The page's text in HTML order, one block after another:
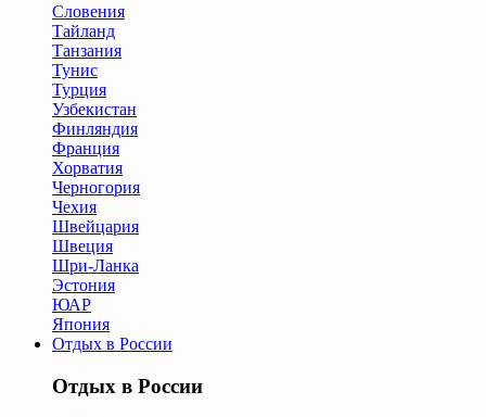
Словения
Тайланд
Танзания
Тунис
Турция
Узбекистан
Финляндия
Франция
Хорватия
Черногория
Чехия
Швейцария
Швеция
Шри-Ланка
Эстония
ЮАР
Япония
Отдых в России
Отдых в России